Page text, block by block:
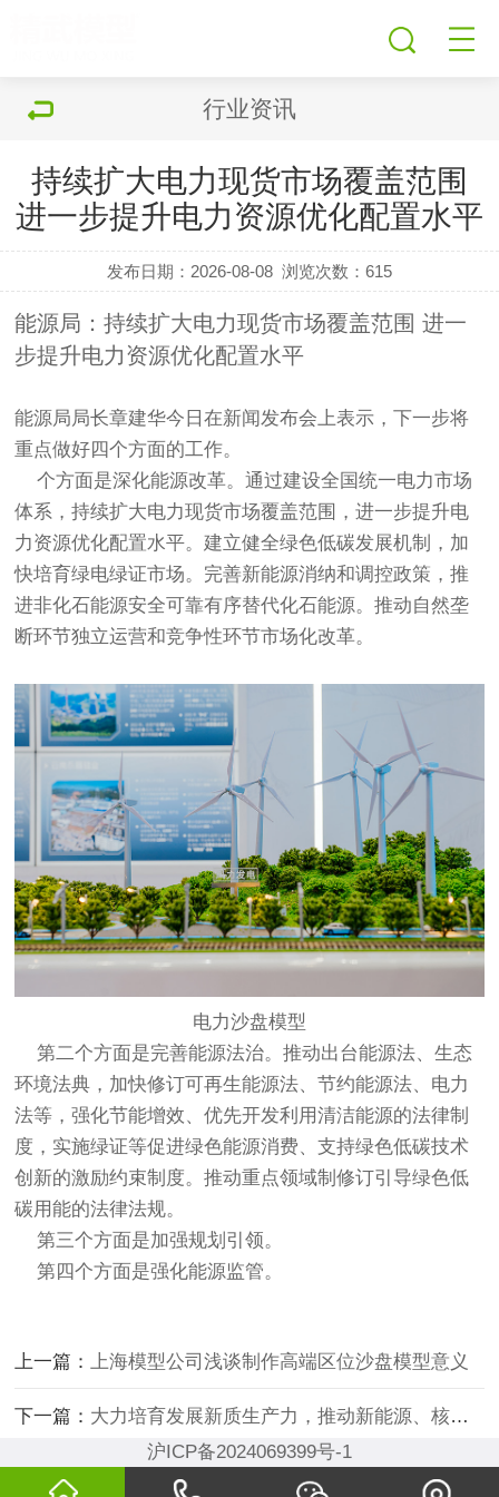
行业资讯
持续扩大电力现货市场覆盖范围
进一步提升电力资源优化配置水平
发布日期：2026-08-08 浏览次数：615
能源局：持续扩大电力现货市场覆盖范围 进一
步提升电力资源优化配置水平
能源局局长章建华今日在新闻发布会上表示，下一步将
重点做好四个方面的工作。
个方面是深化能源改革。通过建设全国统一电力市场
体系，持续扩大电力现货市场覆盖范围，进一步提升电
力资源优化配置水平。建立健全绿色低碳发展机制，加
快培育绿电绿证市场。完善新能源消纳和调控政策，推
进非化石能源安全可靠有序替代化石能源。推动自然垄
断环节独立运营和竞争性环节市场化改革。
电力沙盘模型
第二个方面是完善能源法治。推动出台能源法、生态
环境法典，加快修订可再生能源法、节约能源法、电力
法等，强化节能增效、优先开发利用清洁能源的法律制
度，实施绿证等促进绿色能源消费、支持绿色低碳技术
创新的激励约束制度。推动重点领域制修订引导绿色低
碳用能的法律法规。
第三个方面是加强规划引领。
第四个方面是强化能源监管。
上一篇：上海模型公司浅谈制作高端区位沙盘模型意义
下一篇： 大力培育发展新质生产力，推动新能源、核电、智能电网等领域技术水平跨越式提升
沪ICP备2024069399号-1